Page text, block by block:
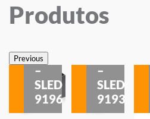
Produtos
PreviousSobrepor
–
SLED
9196
–
SLED
9193